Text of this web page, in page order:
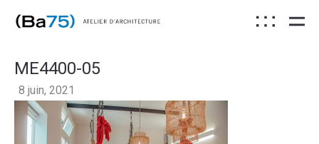
ME4400-05
8 juin, 2021